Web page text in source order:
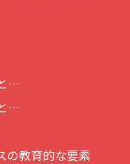
…
…
の教育的な要素